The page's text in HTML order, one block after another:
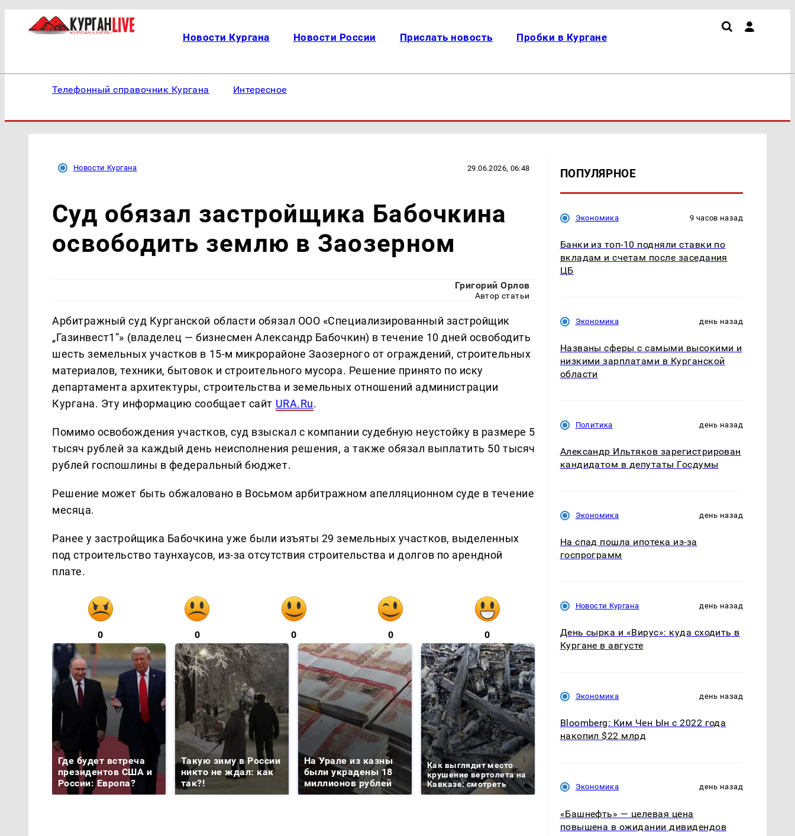
Новости Кургана Новости России Прислать новость Пробки в Кургане
Телефонный справочник Кургана Интересное
Новости Кургана 29.06.2026, 06:48
Суд обязал застройщика Бабочкина
освободить землю в Заозерном
Григорий Орлов
Автор статьи
Арбитражный суд Курганской области обязал ООО «Специализированный застройщик
„Газинвест1“» (владелец — бизнесмен Александр Бабочкин) в течение 10 дней освободить
шесть земельных участков в 15-м микрорайоне Заозерного от ограждений, строительных
материалов, техники, бытовок и строительного мусора. Решение принято по иску
департамента архитектуры, строительства и земельных отношений администрации
Кургана. Эту информацию сообщает сайт URA.Ru.
Помимо освобождения участков, суд взыскал с компании судебную неустойку в размере 5
тысяч рублей за каждый день неисполнения решения, а также обязал выплатить 50 тысяч
рублей госпошлины в федеральный бюджет.
Решение может быть обжаловано в Восьмом арбитражном апелляционном суде в течение
месяца.
Ранее у застройщика Бабочкина уже были изъяты 29 земельных участков, выделенных
под строительство таунхаусов, из-за отсутствия строительства и долгов по арендной
плате.
0 0 0 0 0
Где будет встреча
президентов США и
России: Европа?
Такую зиму в России
никто не ждал: как
так?!
На Урале из казны
были украдены 18
миллионов рублей
Как выглядит место
крушение вертолета на
Кавказе: смотреть
магазина: список
криптомиллионера
ПОПУЛЯРНОЕ
Экономика 9 часов назад
Банки из топ-10 подняли ставки по
вкладам и счетам после заседания
ЦБ
Экономика день назад
Названы сферы с самыми высокими и
низкими зарплатами в Курганской
области
Политика день назад
Александр Ильтяков зарегистрирован
кандидатом в депутаты Госдумы
Экономика день назад
На спад пошла ипотека из-за
госпрограмм
Новости Кургана день назад
День сырка и «Вирус»: куда сходить в
Кургане в августе
Экономика день назад
Bloomberg: Ким Чен Ын с 2022 года
накопил $22 млрд
Экономика день назад
«Башнефть» — целевая цена
повышена в ожидании дивидендов